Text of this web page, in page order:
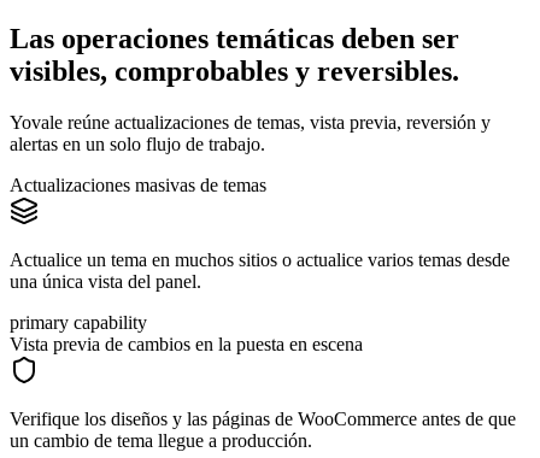
Las operaciones temáticas deben ser
visibles, comprobables y reversibles.
Yovale reúne actualizaciones de temas, vista previa, reversión y
alertas en un solo flujo de trabajo.
Actualizaciones masivas de temas
Actualice un tema en muchos sitios o actualice varios temas desde
una única vista del panel.
primary capability
Vista previa de cambios en la puesta en escena
Verifique los diseños y las páginas de WooCommerce antes de que
un cambio de tema llegue a producción.